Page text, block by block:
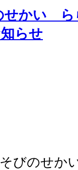
せかい ら
らせ
びのせか